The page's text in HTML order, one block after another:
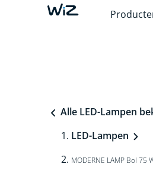
Alle LED-Lampen
LED-Lampen
MODERNE LAMP Bol 75